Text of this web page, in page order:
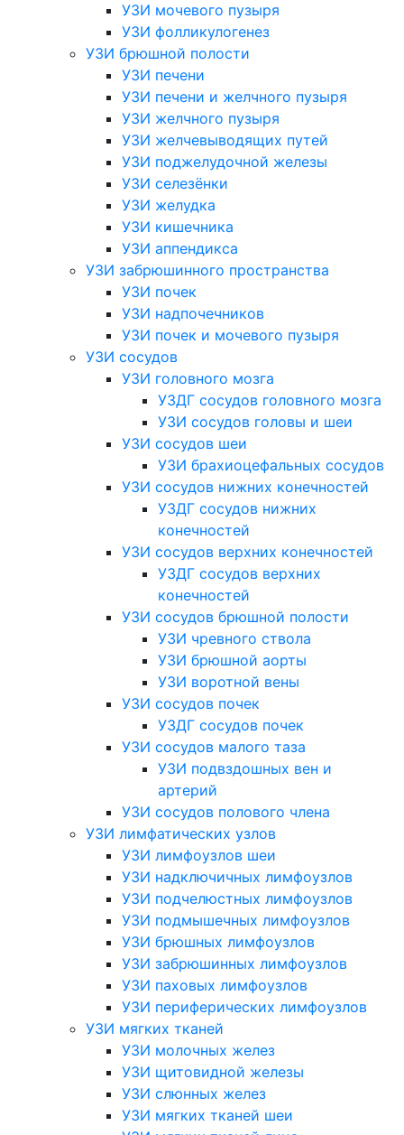
УЗИ мочевого пузыря
УЗИ фолликулогенез
УЗИ брюшной полости
УЗИ печени
УЗИ печени и желчного пузыря
УЗИ желчного пузыря
УЗИ желчевыводящих путей
УЗИ поджелудочной железы
УЗИ селезёнки
УЗИ желудка
УЗИ кишечника
УЗИ аппендикса
УЗИ забрюшинного пространства
УЗИ почек
УЗИ надпочечников
УЗИ почек и мочевого пузыря
УЗИ сосудов
УЗИ головного мозга
УЗДГ сосудов головного мозга
УЗИ сосудов головы и шеи
УЗИ сосудов шеи
УЗИ брахиоцефальных сосудов
УЗИ сосудов нижних конечностей
УЗДГ сосудов нижних
конечностей
УЗИ сосудов верхних конечностей
УЗДГ сосудов верхних
конечностей
УЗИ сосудов брюшной полости
УЗИ чревного ствола
УЗИ брюшной аорты
УЗИ воротной вены
УЗИ сосудов почек
УЗДГ сосудов почек
УЗИ сосудов малого таза
УЗИ подвздошных вен и
артерий
УЗИ сосудов полового члена
УЗИ лимфатических узлов
УЗИ лимфоузлов шеи
УЗИ надключичных лимфоузлов
УЗИ подчелюстных лимфоузлов
УЗИ подмышечных лимфоузлов
УЗИ брюшных лимфоузлов
УЗИ забрюшинных лимфоузлов
УЗИ паховых лимфоузлов
УЗИ периферических лимфоузлов
УЗИ мягких тканей
УЗИ молочных желез
УЗИ щитовидной железы
УЗИ слюнных желез
УЗИ мягких тканей шеи